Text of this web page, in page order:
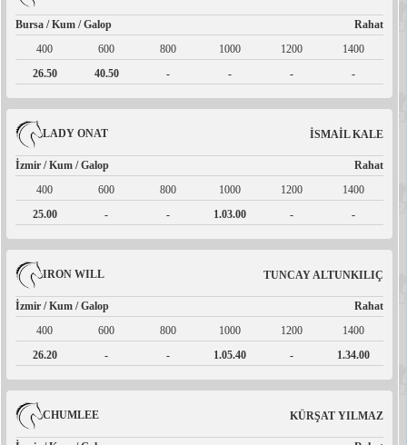
Bursa / Kum / Galop
Rahat
400
600 800 1000 1200
1400
26.50
40.50 - - - -
LADY ONAT İSMAİL KALE
İzmir / Kum / Galop
Rahat
400
600 800 1000 1200
1400
25.00
- - 1.03.00 - -
IRON WILL TUNCAY ALTUNKILIÇ
İzmir / Kum / Galop
Rahat
400
600 800 1000 1200
1400
26.20
- - 1.05.40 - 1.34.00
CHUMLEE KÜRŞAT YILMAZ